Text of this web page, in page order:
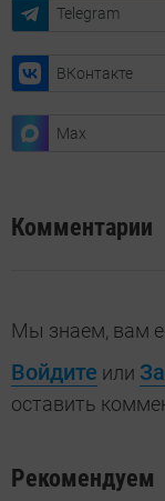
Telegram
ВКонтакте
Max
Комментарии
Мы знаем, вам
Войдите или
оставить
Рекомендуем